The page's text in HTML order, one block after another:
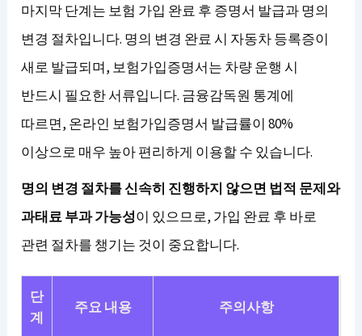
마지막 단계는 보험 가입 완료 후 증명서 발급과 명의
변경 절차입니다. 명의 변경 완료 시 자동차 등록증이
새로 발급되며, 보험가입증명서는 차량 운행 시
반드시 필요한 서류입니다. 금융감독원 통계에
따르면, 온라인 보험가입증명서 발급률이 80%
이상으로 매우 높아 편리하게 이용할 수 있습니다.
명의 변경 절차를 신속히 진행하지 않으면 법적 문제와
과태료 부과 가능성이 있으므로, 가입 완료 후 바로
관련 절차를 챙기는 것이 중요합니다.
단
계
주요 내용 주의사항